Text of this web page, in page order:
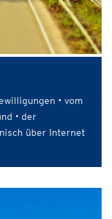
• vom
• der
über Internet